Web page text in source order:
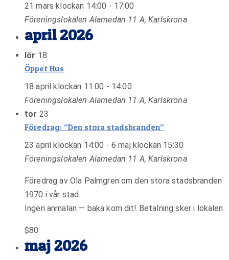
21 mars klockan 14:00 - 17:00
Föreningslokalen Alamedan 11 A, Karlskrona
april 2026
lör 18
Öppet Hus
18 april klockan 11:00 - 14:00
Föreningslokalen Alamedan 11 A, Karlskrona
tor 23
Föredrag: ”Den stora stadsbranden”
23 april klockan 14:00 -6 maj klockan 15:30
Föreningslokalen Alamedan 11 A, Karlskrona
Föredrag av Ola Palmgren om den stora stadsbranden
1970 i vår stad.
Ingen anmälan — baka kom dit! Betalning sker i lokalen.
$80
maj 2026